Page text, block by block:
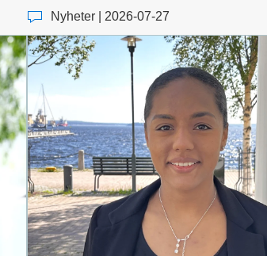
Nyheter | 2026-07-27